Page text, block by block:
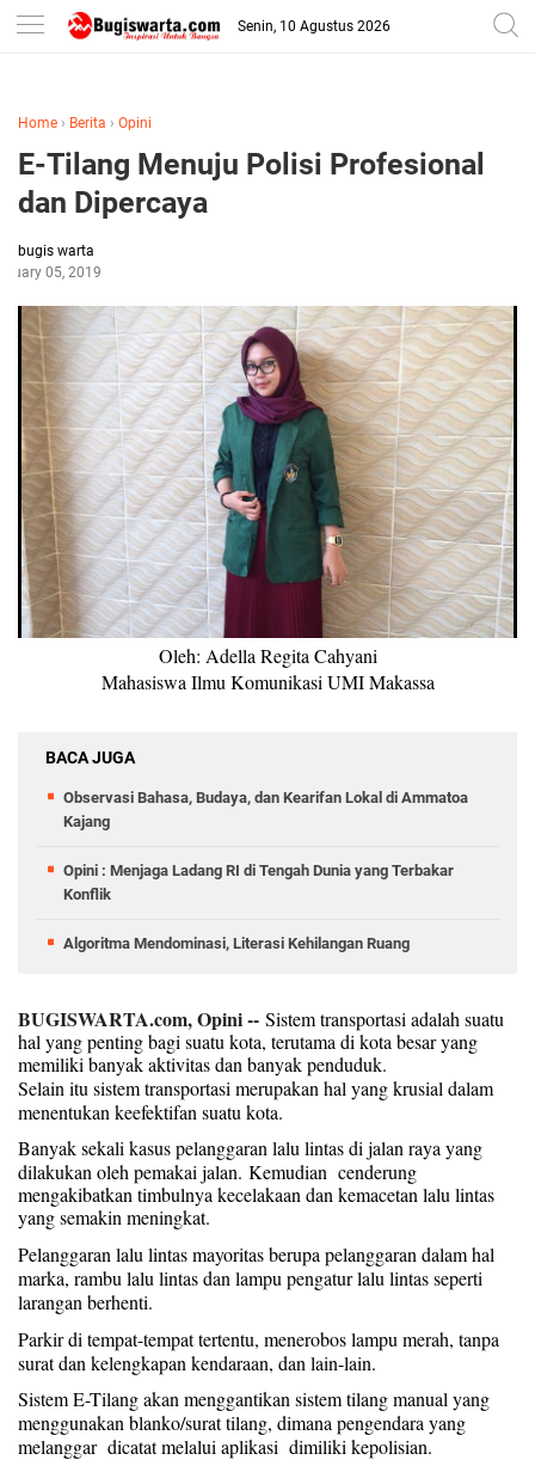
-->
Senin, 10 Agustus 2026
Home › Berita › Opini
E-Tilang Menuju Polisi Profesional
dan Dipercaya
bugis warta
05, 2019
Oleh: Adella Regita Cahyani
Mahasiswa Ilmu Komunikasi UMI Makassa
BACA JUGA
Observasi Bahasa, Budaya, dan Kearifan Lokal di Ammatoa
Kajang
Opini : Menjaga Ladang RI di Tengah Dunia yang Terbakar
Konflik
Algoritma Mendominasi, Literasi Kehilangan Ruang
BUGISWARTA.com, Opini -- Sistem transportasi adalah suatu
hal yang penting bagi suatu kota, terutama di kota besar yang
memiliki banyak aktivitas dan banyak penduduk.
Selain itu sistem transportasi merupakan hal yang krusial dalam
menentukan keefektifan suatu kota.
Banyak sekali kasus pelanggaran lalu lintas di jalan raya yang
dilakukan oleh pemakai jalan. Kemudian cenderung
mengakibatkan timbulnya kecelakaan dan kemacetan lalu lintas
yang semakin meningkat.
Pelanggaran lalu lintas mayoritas berupa pelanggaran dalam hal
marka, rambu lalu lintas dan lampu pengatur lalu lintas seperti
larangan berhenti.
Parkir di tempat-tempat tertentu, menerobos lampu merah, tanpa
surat dan kelengkapan kendaraan, dan lain-lain.
Sistem E-Tilang akan menggantikan sistem tilang manual yang
menggunakan blanko/surat tilang, dimana pengendara yang
melanggar dicatat melalui aplikasi dimiliki kepolisian.